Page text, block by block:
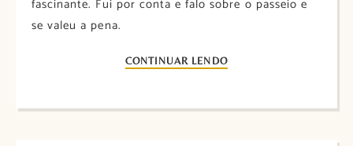
fascinante. Fui por conta e falo sobre o passeio e
se valeu a pena.
CONTINUAR LENDO